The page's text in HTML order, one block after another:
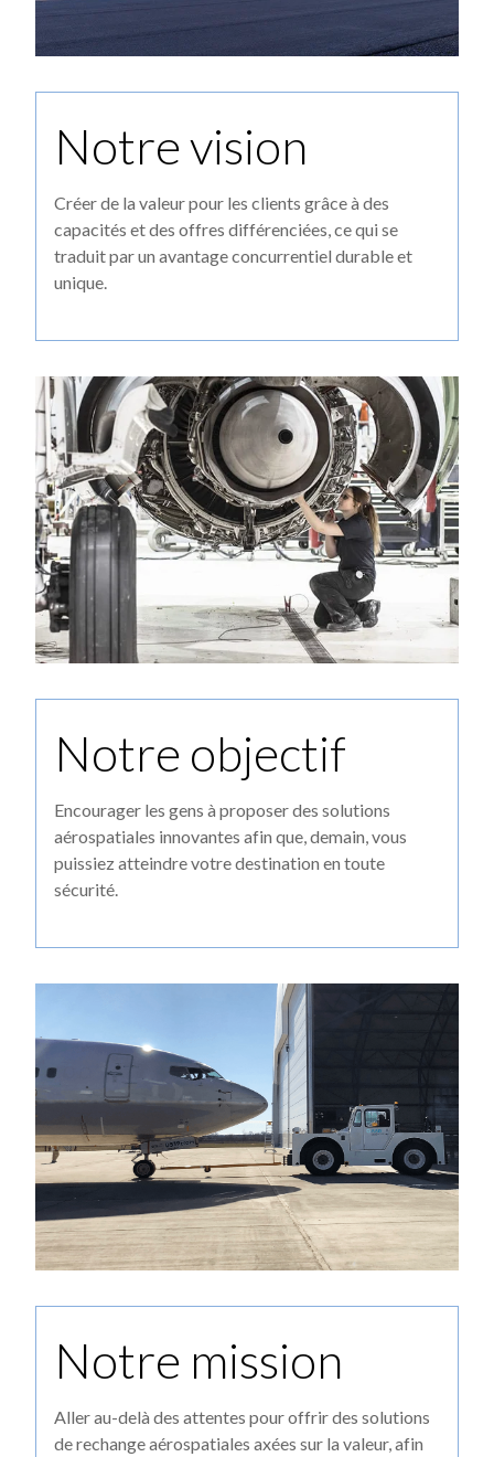
Notre vision
Créer de la valeur pour les clients grâce à des
capacités et des offres différenciées, ce qui se
traduit par un avantage concurrentiel durable et
unique.
Notre objectif
Encourager les gens à proposer des solutions
aérospatiales innovantes afin que, demain, vous
puissiez atteindre votre destination en toute
sécurité.
Notre mission
Aller au-delà des attentes pour offrir des solutions
de rechange aérospatiales axées sur la valeur, afin